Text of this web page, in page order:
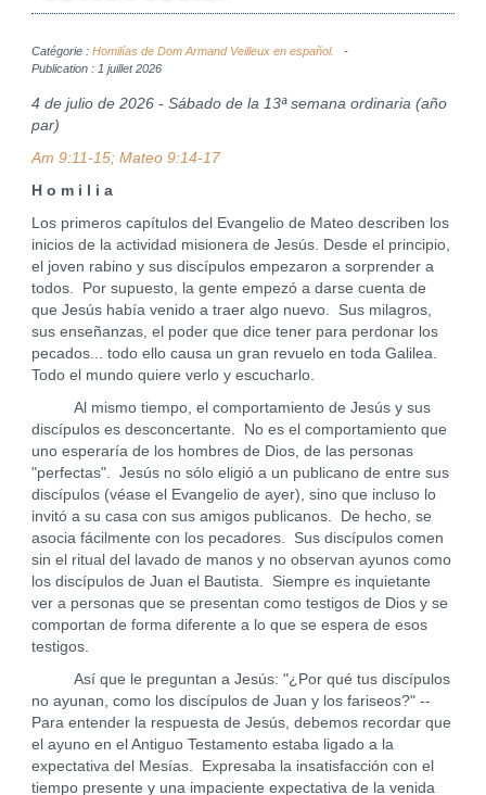
Catégorie : Homilías de Dom Armand Veilleux en español.
Publication : 1 juillet 2026
4 de julio de 2026 - Sábado de la 13ª semana ordinaria (año
par)
Am 9:11-15; Mateo 9:14-17
H o m i l i a
Los primeros capítulos del Evangelio de Mateo describen los
inicios de la actividad misionera de Jesús. Desde el principio,
el joven rabino y sus discípulos empezaron a sorprender a
todos. Por supuesto, la gente empezó a darse cuenta de
que Jesús había venido a traer algo nuevo. Sus milagros,
sus enseñanzas, el poder que dice tener para perdonar los
pecados... todo ello causa un gran revuelo en toda Galilea.
Todo el mundo quiere verlo y escucharlo.
Al mismo tiempo, el comportamiento de Jesús y sus
discípulos es desconcertante. No es el comportamiento que
uno esperaría de los hombres de Dios, de las personas
"perfectas". Jesús no sólo eligió a un publicano de entre sus
discípulos (véase el Evangelio de ayer), sino que incluso lo
invitó a su casa con sus amigos publicanos. De hecho, se
asocia fácilmente con los pecadores. Sus discípulos comen
sin el ritual del lavado de manos y no observan ayunos como
los discípulos de Juan el Bautista. Siempre es inquietante
ver a personas que se presentan como testigos de Dios y se
comportan de forma diferente a lo que se espera de esos
testigos.
Así que le preguntan a Jesús: "¿Por qué tus discípulos
no ayunan, como los discípulos de Juan y los fariseos?" --
Para entender la respuesta de Jesús, debemos recordar que
el ayuno en el Antiguo Testamento estaba ligado a la
expectativa del Mesías. Expresaba la insatisfacción con el
tiempo presente y una impaciente expectativa de la venida